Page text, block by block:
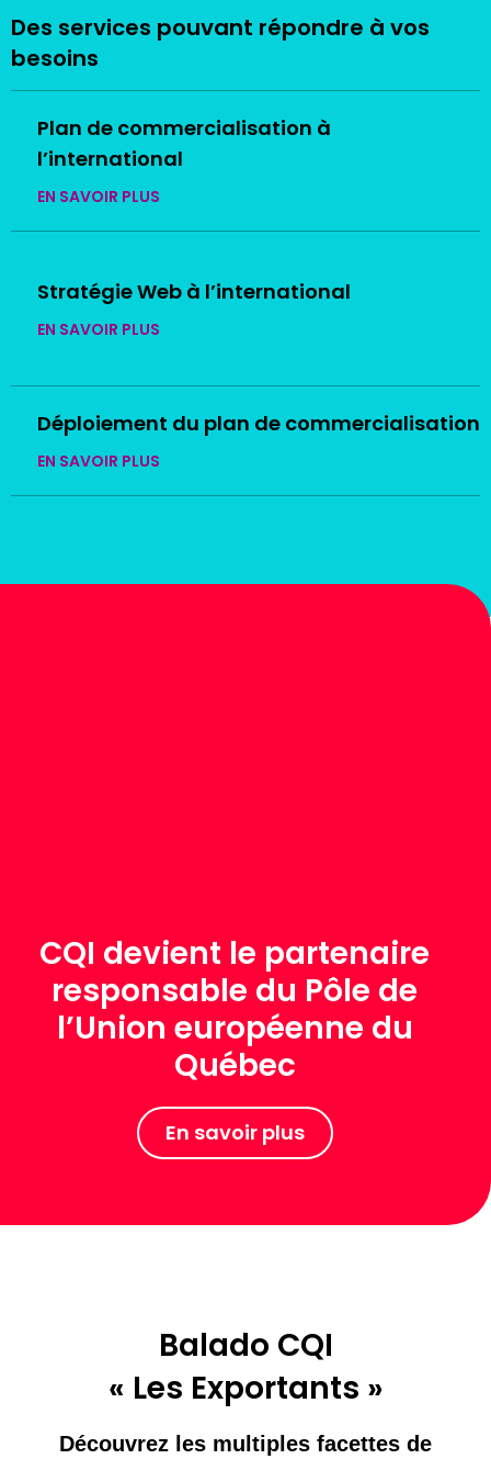
Des services pouvant répondre à vos
besoins
Plan de commercialisation à
l’international
EN SAVOIR PLUS
Stratégie Web à l’international
EN SAVOIR PLUS
Déploiement du plan de commercialisation
EN SAVOIR PLUS
CQI devient le partenaire
responsable du Pôle de
l’Union européenne du
Québec
En savoir plus
Balado CQI
« Les Exportants »
Découvrez les multiples facettes de